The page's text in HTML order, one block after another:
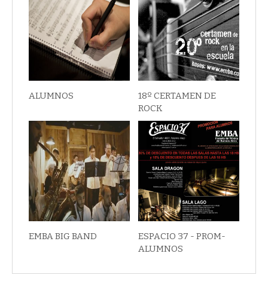
ALUMNOS
18º CERTAMEN DE
ROCK
EMBA BIG BAND
ESPACIO 37 - PROM-
ALUMNOS